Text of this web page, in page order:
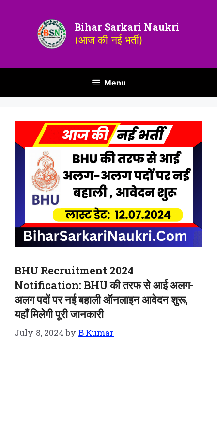
Bihar Sarkari Naukri
(आज की नई भर्ती)
Menu
BHU Recruitment 2024
Notification: BHU की तरफ से आई अलग-
अलग पदों पर नई बहाली ऑनलाइन आवेदन शुरू,
यहाँ मिलेगी पूरी जानकारी
July 8, 2024 by B Kumar